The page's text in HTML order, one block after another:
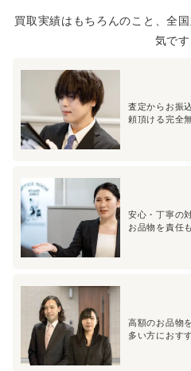
買取実績はもちろんのこと、全
気です
査定からお振
頼頂ける完全
安心・丁寧の
お品物を責任
高額のお品物
多い方におす